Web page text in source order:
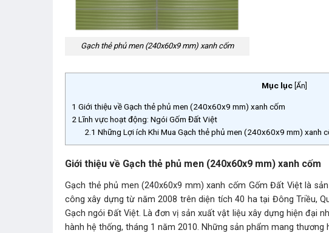
Gạch thẻ phủ men (240x60x9 mm) xanh cốm
Mục lục Ẩn
1 Giới thiệu về Gạch thẻ phủ men (240x60x9 mm) xanh cốm
2 Lĩnh vực hoạt động: Ngói Gốm Đất Việt
2.1 Những Lợi ích Khi Mua Gạch thẻ phủ men (240x60x9 mm) xanh
Giới thiệu về Gạch thẻ phủ men (240x60x9 mm) xanh cốm
Gạch thẻ phủ men (240x60x9 mm) xanh cốm Gốm Đất Việt là
công xây dựng từ năm 2008 trên diện tích 40 ha tại Đông Triều,
Gạch ngói Đất Việt. Là đơn vị sản xuất vật liệu xây dựng hiện đại
hành hệ thống, tháng 1 năm 2010. Những sản phẩm mang